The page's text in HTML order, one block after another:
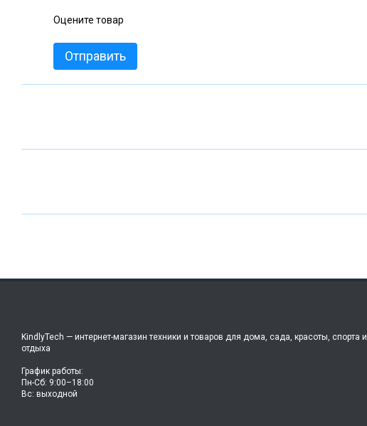
Оцените товар
Отправить
KindlyTech — интернет-магазин техники и товаров для дома, сада, красоты, спорта и
отдыха
График работы:
Пн-Сб: 9:00–18:00
Вс: выходной